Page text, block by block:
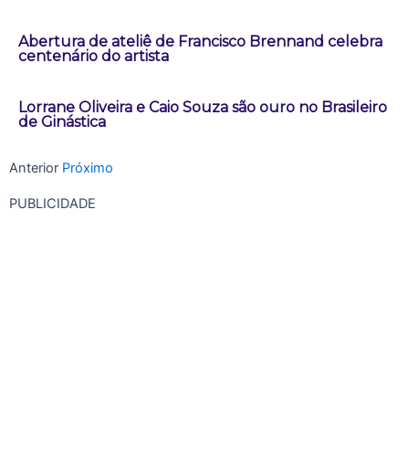
Abertura de ateliê de Francisco Brennand celebra
centenário do artista
Lorrane Oliveira e Caio Souza são ouro no Brasileiro
de Ginástica
Anterior Próximo
PUBLICIDADE